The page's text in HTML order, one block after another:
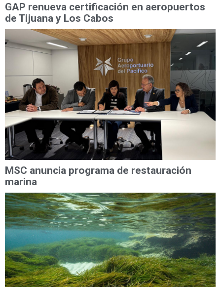
GAP renueva certificación en aeropuertos
de Tijuana y Los Cabos
MSC anuncia programa de restauración
marina